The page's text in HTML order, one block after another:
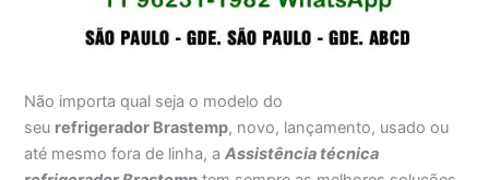
Não importa qual seja o modelo do
seu refrigerador Brastemp, novo, lançamento, usado ou
até mesmo fora de linha, aAssistência técnica